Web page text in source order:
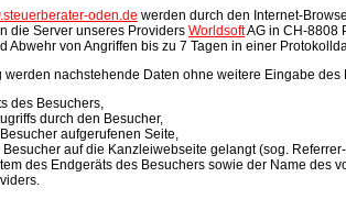
oden.de werden durch den Internet-
die Server unseres Providers WorldsoftAG in CH-8808
Abwehr von Angriffen bis zu 7 Tagen in einer
werden nachstehende Daten ohne weitere Eingabe des
des Besuchers,
durch den Besucher,
aufgerufenen Seite,
auf die Kanzleiwebseite gelangt (sog. Referrer-
des Endgeräts des Besuchers sowie der Name des